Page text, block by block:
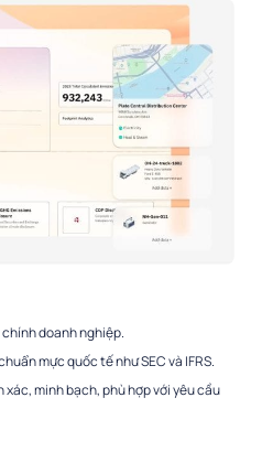
doanh nghiệp.
mực quốc tế như SEC và IFRS.
minh bạch, phù hợp với yêu cầu